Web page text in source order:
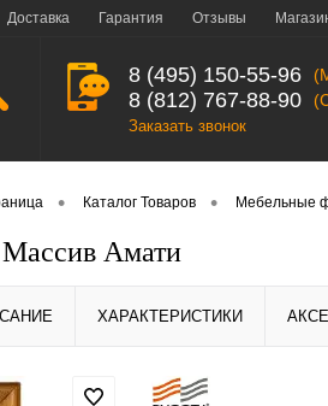
Доставка Гарантия Отзывы
8 (495) 150-55-96
8 (812) 767-88-90
Заказать звонок
• Каталог Товаров • Мебельные
Амати
ХАРАКТЕРИСТИКИ